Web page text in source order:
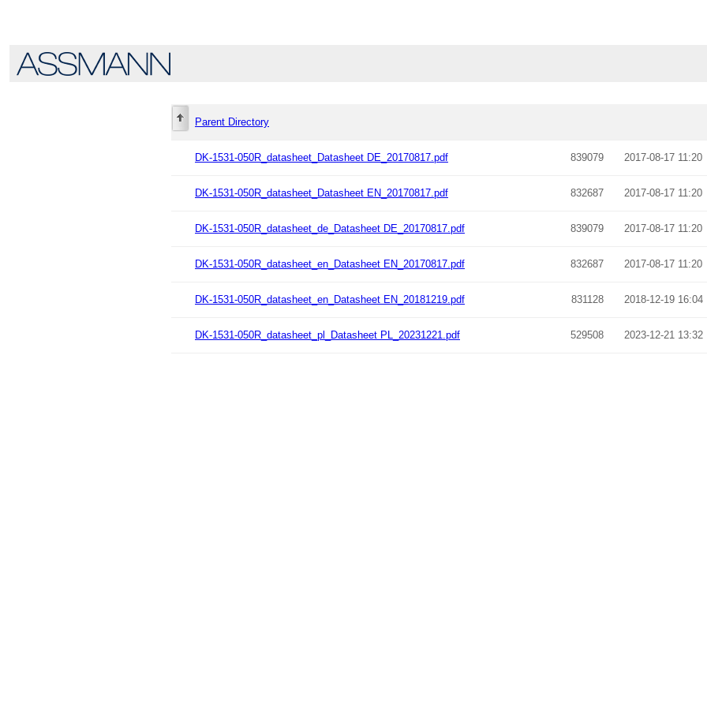
Parent Directory
DK-1531-050R_datasheet_Datasheet DE_20170817.pdf 839079 2017-08-17 11:20
DK-1531-050R_datasheet_Datasheet EN_20170817.pdf 832687 2017-08-17 11:20
DK-1531-050R_datasheet_de_Datasheet DE_20170817.pdf 839079 2017-08-17 11:20
DK-1531-050R_datasheet_en_Datasheet EN_20170817.pdf 832687 2017-08-17 11:20
DK-1531-050R_datasheet_en_Datasheet EN_20181219.pdf 831128 2018-12-19 16:04
DK-1531-050R_datasheet_pl_Datasheet PL_20231221.pdf 529508 2023-12-21 13:32